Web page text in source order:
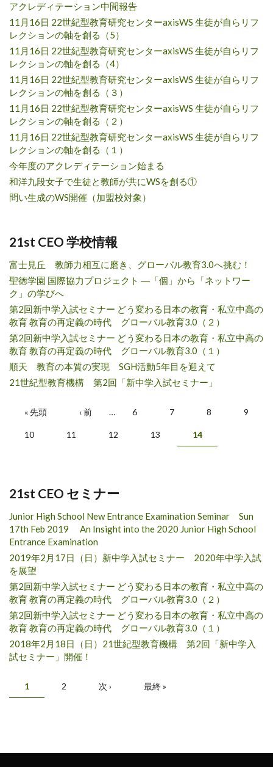
アクレディテーション中間報告
11月16日 22世紀型教育研究センターaxisWS 生徒が自らリフ
レクションの軸を創る（5）
11月16日 22世紀型教育研究センターaxisWS 生徒が自らリフ
レクションの軸を創る（4）
11月16日 22世紀型教育研究センターaxisWS 生徒が自らリフ
レクションの軸を創る（３）
11月16日 22世紀型教育研究センターaxisWS 生徒が自らリフ
レクションの軸を創る（２）
11月16日 22世紀型教育研究センターaxisWS 生徒が自らリフ
レクションの軸を創る（１）
今年度のアクレディテーション始まる
和洋九段女子で生徒と教師が共にWSを創る①
問い生成のWS開催（加盟校対象）
21st CEO 学校情報
富士見丘 教師力相互に磨き、グローバル教育3.0へ挑む！
聖徳学園 国際協力プロジェクト ―「個」から「ネットワー
ク」の学びへ
第2回新中学入試セミナー どう変わる日本の教育・私立中高の
教育 教育の再定義の時代 グローバル教育3.0（２）
第2回新中学入試セミナー どう変わる日本の教育・私立中高の
教育 教育の再定義の時代 グローバル教育3.0（１）
順天 教育の本質の実現 SGH活動5年目を迎えて
21世紀型教育機構 第2回「新中学入試セミナー」
Pages
« 先頭 ‹ 前 … 6 7 8 9
10 11 12 13 14
21st CEO セミナー
Junior High School New Entrance Examination Seminar Sun
17th Feb 2019 An Insight into the 2020 Junior High School
Entrance Examination
2019年2月17日（日）新中学入試セミナー 2020年中学入試
を展望
第2回新中学入試セミナー どう変わる日本の教育・私立中高の
教育 教育の再定義の時代 グローバル教育3.0（２）
第2回新中学入試セミナー どう変わる日本の教育・私立中高の
教育 教育の再定義の時代 グローバル教育3.0（１）
2018年2月18日（日）21世紀型教育機構 第2回「新中学入
試セミナー」開催！
Pages
1 2 次 › 最終 »